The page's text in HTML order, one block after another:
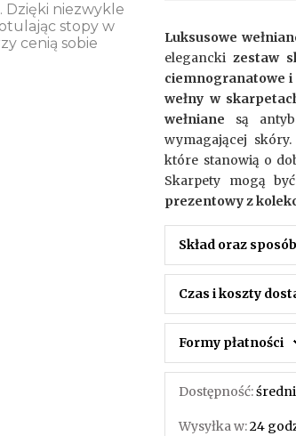
Dzięki niezwykle
stopy w
cenią sobie
Luksusowe
eleganckizestaw
ciemnogranatowe
wełny w
wełniane są
wymagającej
które stanowią o
Skarpety mogą
prezentowy z
Skład oraz
Czas i koszty
Formy płatności
Dostępność:
Wysyłka w:24